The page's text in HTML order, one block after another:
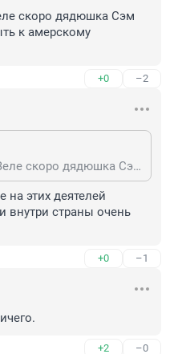
скоро дядюшка Сэм
к амерскому
+0 –2
тот кто всегда прав, да, Зеле скоро дядюшка Сэм прикажет с вещами прибыть к амерскому следователю
на этих деятелей
внутри страны очень
+0 –1
+2 –0